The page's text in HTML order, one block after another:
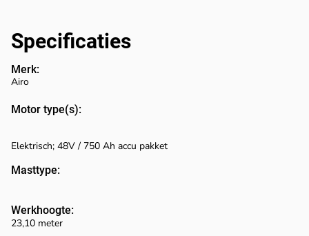
Specificaties
Merk:
Motor type(s):
Werkhoogte:
Airo
Elektrisch; 48V / 750 Ah accu pakket
23,10 meter
Masttype: